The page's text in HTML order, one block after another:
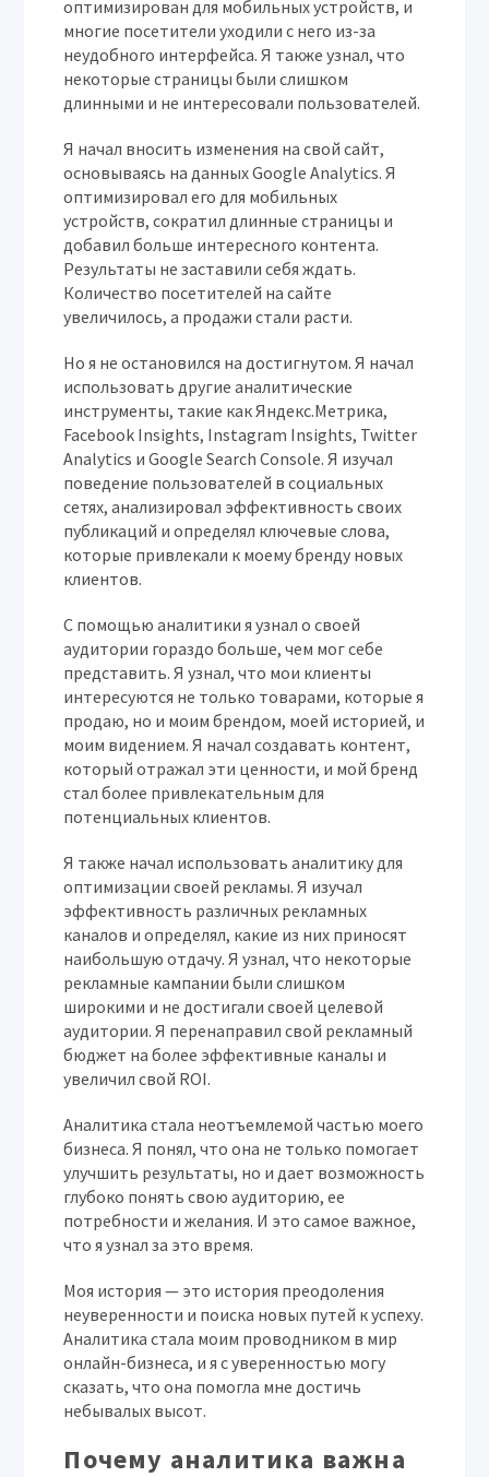
оптимизирован для мобильных устройств, и
многие посетители уходили с него из-за
неудобного интерфейса. Я также узнал, что
некоторые страницы были слишком
длинными и не интересовали пользователей.
Я начал вносить изменения на свой сайт,
основываясь на данных Google Analytics. Я
оптимизировал его для мобильных
устройств, сократил длинные страницы и
добавил больше интересного контента.
Результаты не заставили себя ждать.
Количество посетителей на сайте
увеличилось, а продажи стали расти.
Но я не остановился на достигнутом. Я начал
использовать другие аналитические
инструменты, такие как Яндекс.Метрика,
Facebook Insights, Instagram Insights, Twitter
Analytics и Google Search Console. Я изучал
поведение пользователей в социальных
сетях, анализировал эффективность своих
публикаций и определял ключевые слова,
которые привлекали к моему бренду новых
клиентов.
С помощью аналитики я узнал о своей
аудитории гораздо больше, чем мог себе
представить. Я узнал, что мои клиенты
интересуются не только товарами, которые я
продаю, но и моим брендом, моей историей, и
моим видением. Я начал создавать контент,
который отражал эти ценности, и мой бренд
стал более привлекательным для
потенциальных клиентов.
Я также начал использовать аналитику для
оптимизации своей рекламы. Я изучал
эффективность различных рекламных
каналов и определял, какие из них приносят
наибольшую отдачу. Я узнал, что некоторые
рекламные кампании были слишком
широкими и не достигали своей целевой
аудитории. Я перенаправил свой рекламный
бюджет на более эффективные каналы и
увеличил свой ROI.
Аналитика стала неотъемлемой частью моего
бизнеса. Я понял, что она не только помогает
улучшить результаты, но и дает возможность
глубоко понять свою аудиторию, ее
потребности и желания. И это самое важное,
что я узнал за это время.
Моя история — это история преодоления
неуверенности и поиска новых путей к успеху.
Аналитика стала моим проводником в мир
онлайн-бизнеса, и я с уверенностью могу
сказать, что она помогла мне достичь
небывалых высот.
Почему аналитика важна